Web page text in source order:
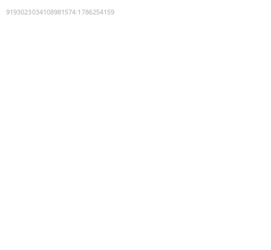
9193023034108981574:1786254159